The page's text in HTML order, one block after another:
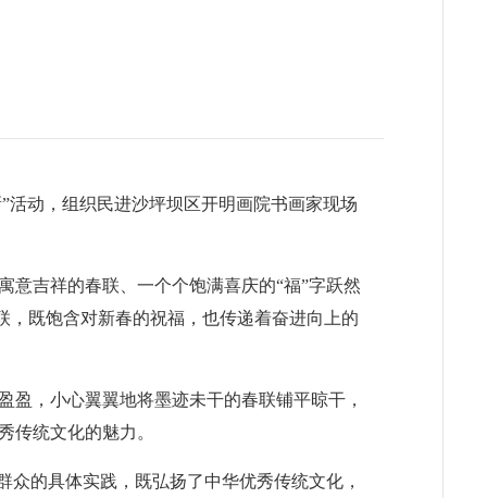
活动，组织民进沙坪坝区开明画院书画家现场
意吉祥的春联、一个个饱满喜庆的“福”字跃然
，既饱含对新春的祝福，也传递着奋进向上的
，小心翼翼地将墨迹未干的春联铺平晾干，
传统文化的魅力。
的具体实践，既弘扬了中华优秀传统文化，